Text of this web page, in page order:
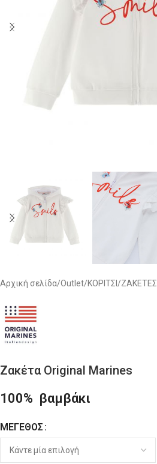
Αρχική σελίδα/Outlet/ΚΟΡΙΤΣΙ /ΖΑΚΕΤΕΣ
Ζακέτα Original Marines
100% βαμβάκι
ΜΈΓΕΘΟΣ
Alternative: